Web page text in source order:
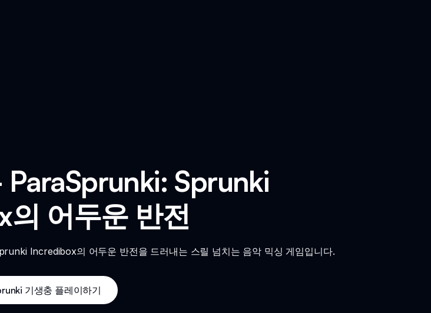
Sprunki
어두운 반전
Incredibox의 어두운 반전을 드러내는 스릴 넘치는 음악 믹싱 게임입니다.
기생충 플레이하기